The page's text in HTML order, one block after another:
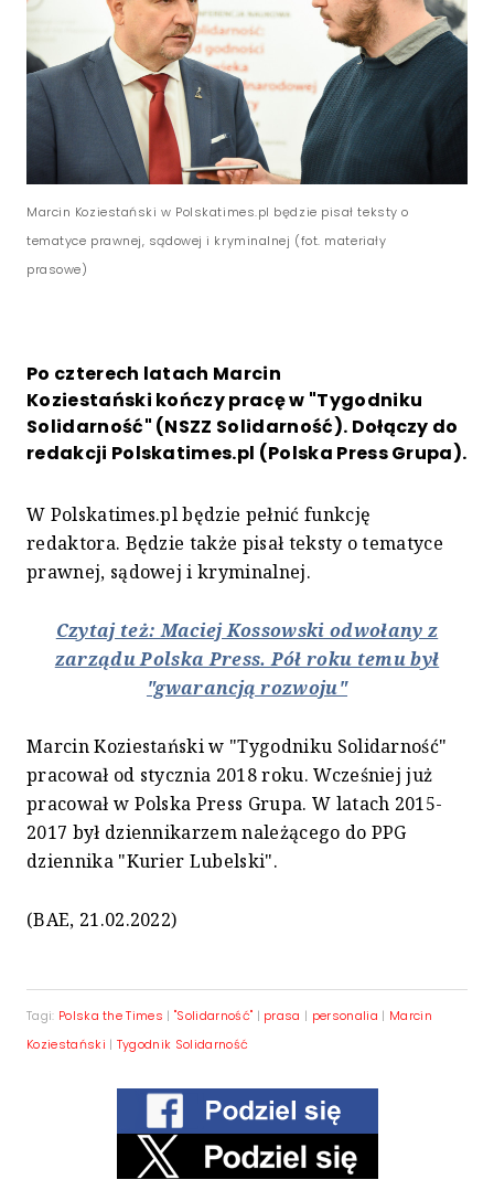
Marcin Koziestański w Polskatimes.pl będzie pisał teksty o
tematyce prawnej, sądowej i kryminalnej (fot. materiały
prasowe)
Po czterech latach Marcin
Koziestański kończy pracę w "Tygodniku
Solidarność" (NSZZ Solidarność). Dołączy do
redakcji Polskatimes.pl (Polska Press Grupa).
W Polskatimes.pl będzie pełnić funkcję
redaktora. Będzie także pisał teksty o tematyce
prawnej, sądowej i kryminalnej.
Czytaj też: Maciej Kossowski odwołany z
zarządu Polska Press. Pół roku temu był
"gwarancją rozwoju"
Marcin Koziestański w "Tygodniku Solidarność"
pracował od stycznia 2018 roku. Wcześniej już
pracował w Polska Press Grupa. W latach 2015-
2017 był dziennikarzem należącego do PPG
dziennika "Kurier Lubelski".
(BAE, 21.02.2022)
Tagi: Polska the Times |"Solidarność" | prasa | personalia | Marcin
Koziestański | Tygodnik Solidarność